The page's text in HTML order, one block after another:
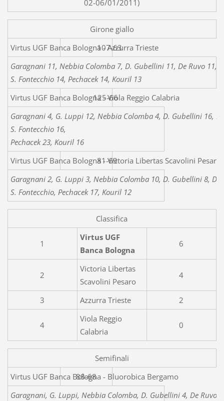
02-06/01/2011)
Girone giallo
Virtus UGF Banca Bologna - Azzurra
107-63
Garagnani 11, Nebbia Colomba 7, D. Gubellini 11, De Ruvo
S. Fontecchio 14, Pechacek 14, Kouril 13
Virtus UGF Banca Bologna -
125-66
Garagnani 4, G. Luppi 12, Nebbia Colomba 4, D. Gubellini 16,
S. Fontecchio 16,
Pechacek 23, Kouril 16
Virtus UGF Banca Bologna -
81-69
Garagnani 2, G. Luppi 3, Nebbia Colomba 10, D. Gubellini 8,
S. Fontecchio, Pechacek 17, Kouril 12
Classifica
1
Virtus UGF
Banca Bologna
6
2
Victoria Libertas
Scavolini Pesaro
4
3 Azzurra Trieste 2
4
Viola Reggio
Calabria
0
Semifinali
Virtus UGF Banca Bologna -
88-68
Garagnani, G. Luppi, Nebbia Colomba, D. Gubellini 4, De Ruvo